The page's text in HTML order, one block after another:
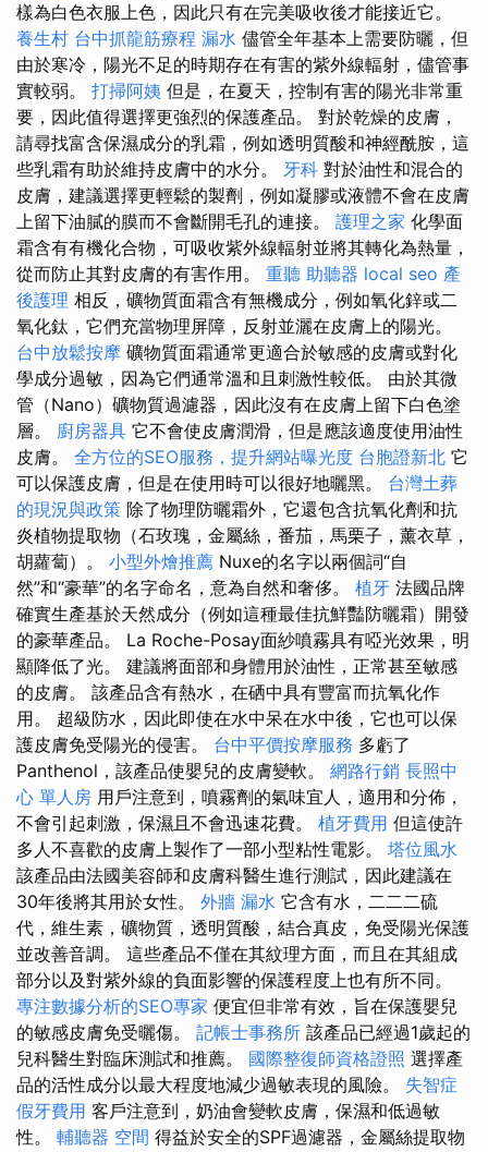
樣為白色衣服上色，因此只有在完美吸收後才能接近它。
養生村 台中抓龍筋療程 漏水 儘管全年基本上需要防曬，但
由於寒冷，陽光不足的時期存在有害的紫外線輻射，儘管事
實較弱。 打掃阿姨 但是，在夏天，控制有害的陽光非常重
要，因此值得選擇更強烈的保護產品。 對於乾燥的皮膚，
請尋找富含保濕成分的乳霜，例如透明質酸和神經酰胺，這
些乳霜有助於維持皮膚中的水分。 牙科 對於油性和混合的
皮膚，建議選擇更輕鬆的製劑，例如凝膠或液體不會在皮膚
上留下油膩的膜而不會斷開毛孔的連接。 護理之家 化學面
霜含有有機化合物，可吸收紫外線輻射並將其轉化為熱量，
從而防止其對皮膚的有害作用。 重聽 助聽器 local seo 產
後護理 相反，礦物質面霜含有無機成分，例如氧化鋅或二
氧化鈦，它們充當物理屏障，反射並灑在皮膚上的陽光。
台中放鬆按摩 礦物質面霜通常更適合於敏感的皮膚或對化
學成分過敏，因為它們通常溫和且刺激性較低。 由於其微
管（Nano）礦物質過濾器，因此沒有在皮膚上留下白色塗
層。 廚房器具 它不會使皮膚潤滑，但是應該適度使用油性
皮膚。 全方位的SEO服務，提升網站曝光度 台胞證新北 它
可以保護皮膚，但是在使用時可以很好地曬黑。 台灣土葬
的現況與政策 除了物理防曬霜外，它還包含抗氧化劑和抗
炎植物提取物（石玫瑰，金屬絲，番茄，馬栗子，薰衣草，
胡蘿蔔）。 小型外燴推薦 Nuxe的名字以兩個詞“自
然”和“豪華”的名字命名，意為自然和奢侈。 植牙 法國品牌
確實生產基於天然成分（例如這種最佳抗鮮豔防曬霜）開發
的豪華產品。 La Roche-Posay面紗噴霧具有啞光效果，明
顯降低了光。 建議將面部和身體用於油性，正常甚至敏感
的皮膚。 該產品含有熱水，在硒中具有豐富而抗氧化作
用。 超級防水，因此即使在水中呆在水中後，它也可以保
護皮膚免受陽光的侵害。 台中平價按摩服務 多虧了
Panthenol，該產品使嬰兒的皮膚變軟。 網路行銷 長照中
心 單人房 用戶注意到，噴霧劑的氣味宜人，適用和分佈，
不會引起刺激，保濕且不會迅速花費。 植牙費用 但這使許
多人不喜歡的皮膚上製作了一部小型粘性電影。 塔位風水
該產品由法國美容師和皮膚科醫生進行測試，因此建議在
30年後將其用於女性。 外牆 漏水 它含有水，二二二硫
代，維生素，礦物質，透明質酸，結合真皮，免受陽光保護
並改善音調。 這些產品不僅在其紋理方面，而且在其組成
部分以及對紫外線的負面影響的保護程度上也有所不同。
專注數據分析的SEO專家 便宜但非常有效，旨在保護嬰兒
的敏感皮膚免受曬傷。 記帳士事務所 該產品已經過1歲起的
兒科醫生對臨床測試和推薦。 國際整復師資格證照 選擇產
品的活性成分以最大程度地減少過敏表現的風險。 失智症
假牙費用 客戶注意到，奶油會變軟皮膚，保濕和低過敏
性。 輔聽器 空間 得益於安全的SPF過濾器，金屬絲提取物